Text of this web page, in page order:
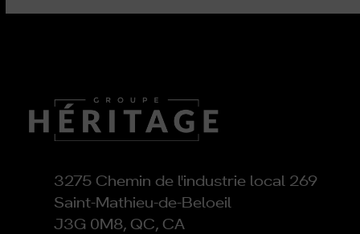
3275 Chemin de l'industrie local 269
Saint-Mathieu-de-Beloeil
J3G 0M8, QC, CA